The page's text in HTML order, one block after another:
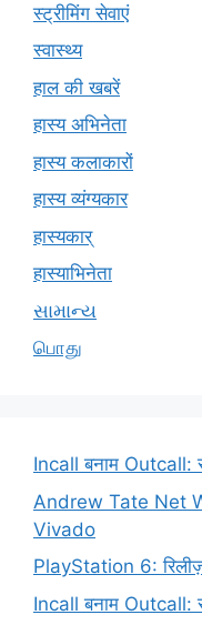
स्ट्रीमिंग सेवाएं
स्वास्थ्य
हाल की खबरें
हास्य अभिनेता
हास्य कलाकारों
हास्य व्यंग्यकार
हास्यकार्
हास्याभिनेता
સામાન્ય
பொது
Incall बनाम Outcall:
Andrew Tate Net
Vivado
PlayStation 6:
Incall बनाम Outcall: